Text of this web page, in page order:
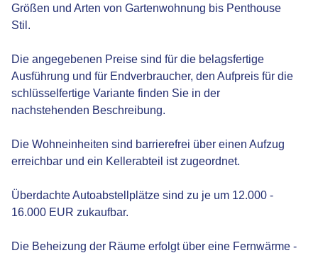
Größen und Arten von Gartenwohnung bis Penthouse
Stil.
Die angegebenen Preise sind für die belagsfertige
Ausführung und für Endverbraucher, den Aufpreis für die
schlüsselfertige Variante finden Sie in der
nachstehenden Beschreibung.
Die Wohneinheiten sind barrierefrei über einen Aufzug
erreichbar und ein Kellerabteil ist zugeordnet.
Überdachte Autoabstellplätze sind zu je um 12.000 -
16.000 EUR zukaufbar.
Die Beheizung der Räume erfolgt über eine Fernwärme -